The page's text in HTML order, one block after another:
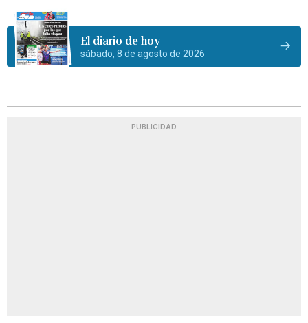
El diario de hoy
sábado, 8 de agosto de 2026
PUBLICIDAD